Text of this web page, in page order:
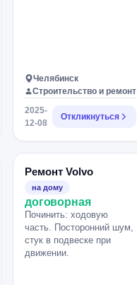
Челябинск
Строительство и ремонт
2025-
12-08
Откликнуться
Ремонт Volvo
на дому
договорная
Починить: ходовую
часть. Посторонний шум,
стук в подвеске при
движении.